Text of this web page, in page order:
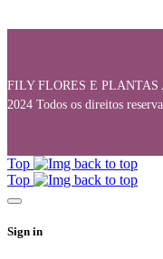
FILY FLORES E
2024 Todos os direitos
Top
Top
Sign in